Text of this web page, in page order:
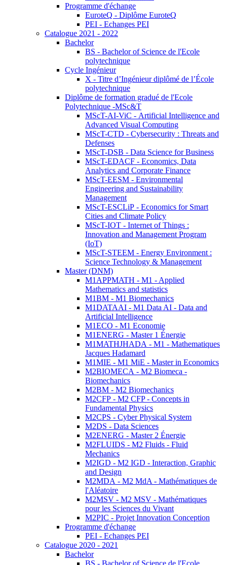
Programme d'échange
EuroteQ - Diplôme EuroteQ
PEI - Echanges PEI
Catalogue 2021 - 2022
Bachelor
BS - Bachelor of Science de l'Ecole
polytechnique
Cycle Ingénieur
X - Titre d’Ingénieur diplômé de l’École
polytechnique
Diplôme de formation gradué de l'Ecole
Polytechnique -MSc&T
MScT-AI-ViC - Artificial Intelligence and
Advanced Visual Computing
MScT-CTD - Cybersecurity : Threats and
Defenses
MScT-DSB - Data Science for Business
MScT-EDACF - Economics, Data
Analytics and Corporate Finance
MScT-EESM - Environmental
Engineering and Sustainability
Management
MScT-ESCLiP - Economics for Smart
Cities and Climate Policy
MScT-IOT - Internet of Things :
Innovation and Management Program
(IoT)
MScT-STEEM - Energy Environment :
Science Technology & Management
Master (DNM)
M1APPMATH - M1 - Applied
Mathematics and statistics
M1BM - M1 Biomechanics
M1DATAAI - M1 Data AI - Data and
Artificial Intelligence
M1ECO - M1 Economie
M1ENERG - Master 1 Énergie
M1MATHJHADA - M1 - Mathematiques
Jacques Hadamard
M1MIE - M1 MiE - Master in Economics
M2BIOMECA - M2 Biomeca -
Biomechanics
M2BM - M2 Biomechanics
M2CFP - M2 CFP - Concepts in
Fundamental Physics
M2CPS - Cyber Physical System
M2DS - Data Sciences
M2ENERG - Master 2 Énergie
M2FLUIDS - M2 Fluids - Fluid
Mechanics
M2IGD - M2 IGD - Interaction, Graphic
and Design
M2MDA - M2 MdA - Mathématiques de
l'Aléatoire
M2MSV - M2 MSV - Mathématiques
pour les Sciences du Vivant
M2PIC - Projet Innovation Conception
Programme d'échange
PEI - Echanges PEI
Catalogue 2020 - 2021
Bachelor
BS - Bachelor of Science de l'Ecole